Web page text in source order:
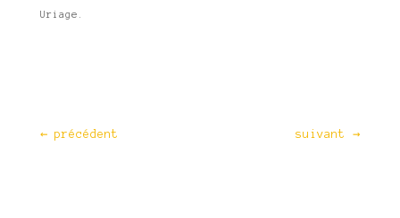
Uriage.
← précédent suivant →